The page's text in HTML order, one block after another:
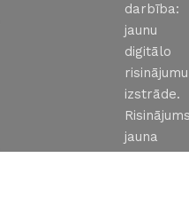
darbība:
jaunu
digitālo
risinājumu
izstrāde.
jauna